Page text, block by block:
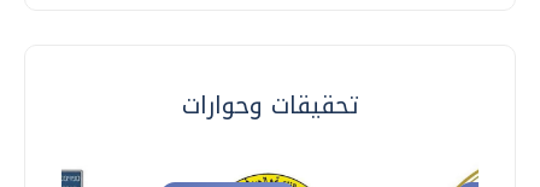
تحقيقات وحوارات